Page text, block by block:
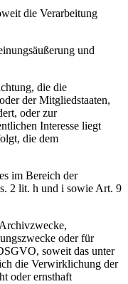
die Verarbeitung
und
die die
der Mitgliedstaaten,
oder zur
Interesse liegt
die dem
im Bereich der
2 lit. h und i sowie Art. 9
oder für
soweit das unter
die Verwirklichung der
oder ernsthaft